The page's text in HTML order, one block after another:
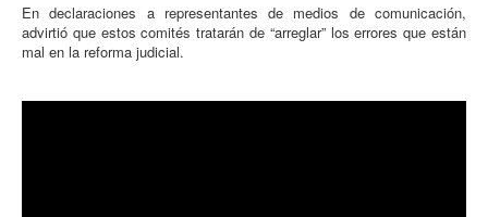
En declaraciones a representantes de medios de comunicación,
advirtió que estos comités tratarán de “arreglar” los errores que están
mal en la reforma judicial.